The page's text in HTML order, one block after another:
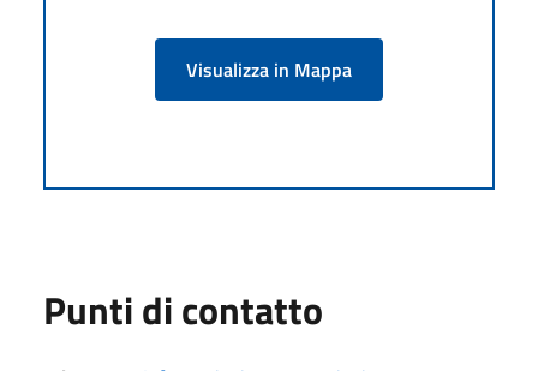
Visualizza in Mappa
Punti di contatto